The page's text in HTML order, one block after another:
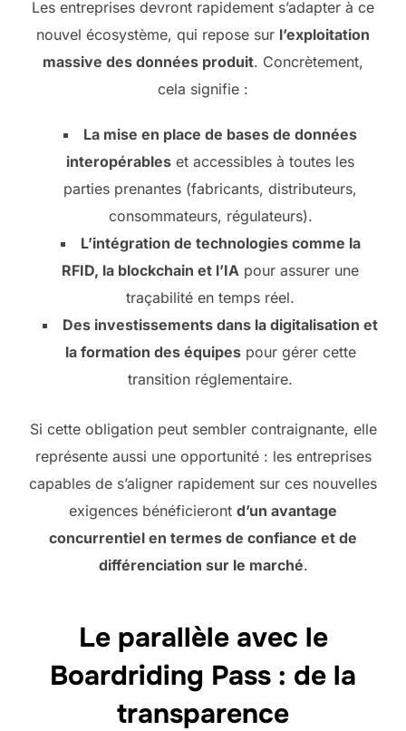
Les entreprises devront rapidement s’adapter à ce
nouvel écosystème, qui repose sur l’exploitation
massive des données produit. Concrètement,
cela signifie :
La mise en place de bases de données
interopérables et accessibles à toutes les
parties prenantes (fabricants, distributeurs,
consommateurs, régulateurs).
L’intégration de technologies comme la
RFID, la blockchain et l’IA pour assurer une
traçabilité en temps réel.
Des investissements dans la digitalisation et
la formation des équipespour gérer cette
transition réglementaire.
Si cette obligation peut sembler contraignante, elle
représente aussi une opportunité : les entreprises
capables de s’aligner rapidement sur ces nouvelles
exigences bénéficieront d’un avantage
concurrentiel en termes de confiance et de
différenciation sur le marché.
Le parallèle avec le
Boardriding Pass : de la
transparence